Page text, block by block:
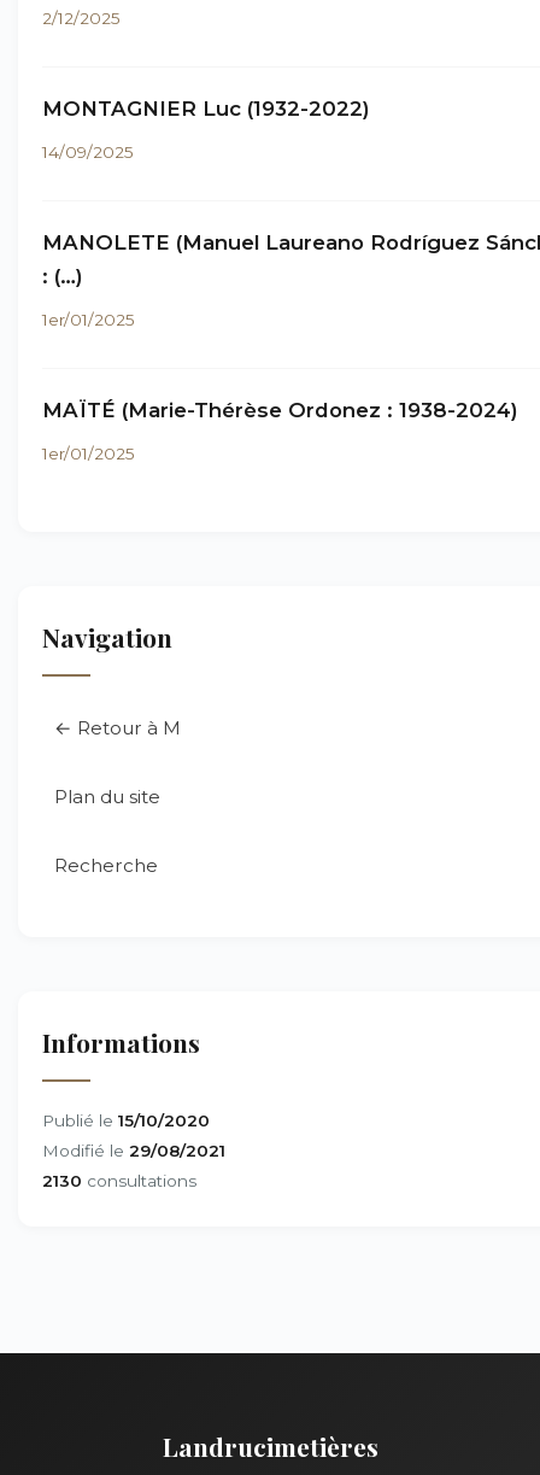
2/12/2025
MONTAGNIER Luc (1932-2022)
14/09/2025
MANOLETE (Manuel Laureano Rodríguez
: (…)
1er/01/2025
MAÏTÉ (Marie-Thérèse Ordonez : 1938-2024)
1er/01/2025
Navigation
← Retour à M
Plan du site
Recherche
Informations
Publié le 15/10/2020
Modifié le 29/08/2021
2130 consultations
Landrucimetières